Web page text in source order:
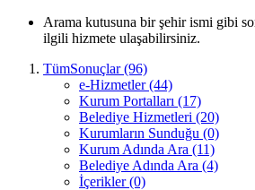
Arama kutusuna bir şehir ismi gibi
ilgili hizmete ulaşabilirsiniz.
TümSonuçlar (96)
e-Hizmetler (44)
Kurum Portalları (17)
Belediye Hizmetleri (20)
Kurumların Sunduğu (0)
Kurum Adında Ara (11)
Belediye Adında Ara (4)
İçerikler (0)